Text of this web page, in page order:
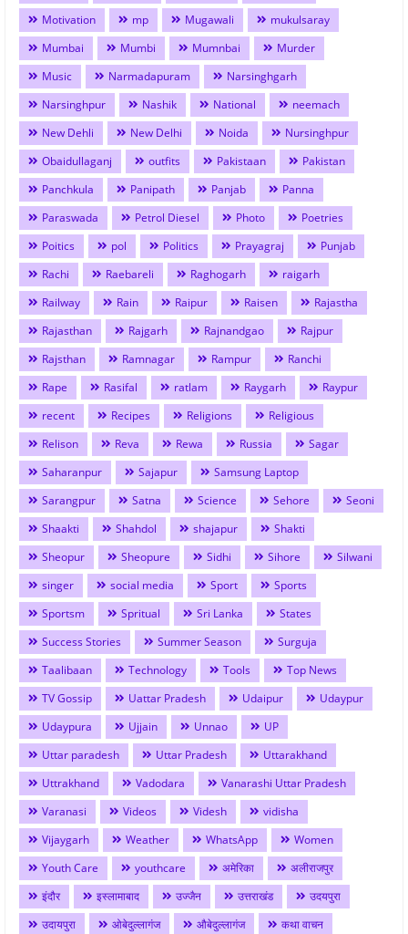
Motivation
mp Mugawali
mukulsaray
Mumbai
Mumbi Mumnbai
Murder
Music
Narmadapuram
Narsinghgarh
Narsinghpur
Nashik National
neemach
New Dehli
New Delhi Noida
Nursinghpur
Obaidullaganj
outfits Pakistaan
Pakistan
Panchkula
Panipath Panjab
Panna
Paraswada
Petrol Diesel Photo
Poetries
Poitics
pol Politics Prayagraj
Punjab
Rachi
Raebareli Raghogarh
raigarh
Railway
Rain Raipur Raisen
Rajastha
Rajasthan
Rajgarh Rajnandgao
Rajpur
Rajsthan
Ramnagar Rampur
Ranchi
Rape
Rasifal ratlam Raygarh
Raypur
recent
Recipes Religions
Religious
Relison
Reva Rewa Russia
Sagar
Saharanpur
Sajapur
Samsung Laptop
Sarangpur
Satna Science Sehore
Seoni
Shaakti
Shahdol shajapur
Shakti
Sheopur
Sheopure Sidhi Sihore
Silwani
singer
social media Sport
Sports
Sportsm
Spritual Sri Lanka
States
Success Stories
Summer Season
Surguja
Taalibaan
Technology Tools
Top News
TV Gossip
Uattar Pradesh Udaipur
Udaypur
Udaypura
Ujjain Unnao
UP
Uttar paradesh
Uttar Pradesh
Uttarakhand
Uttrakhand
Vadodara
Vanarashi Uttar Pradesh
Varanasi
Videos Videsh
vidisha
Vijaygarh
Weather WhatsApp
Women
Youth Care
youthcare अमेरिका
अलीराजपुर
इंदौर
इस्लामाबाद उज्जैन उत्तराखंड
उदयपुरा
उदायपुरा
ओबेदुल्लागंज औबेदुल्लागंज
कथा वाचन